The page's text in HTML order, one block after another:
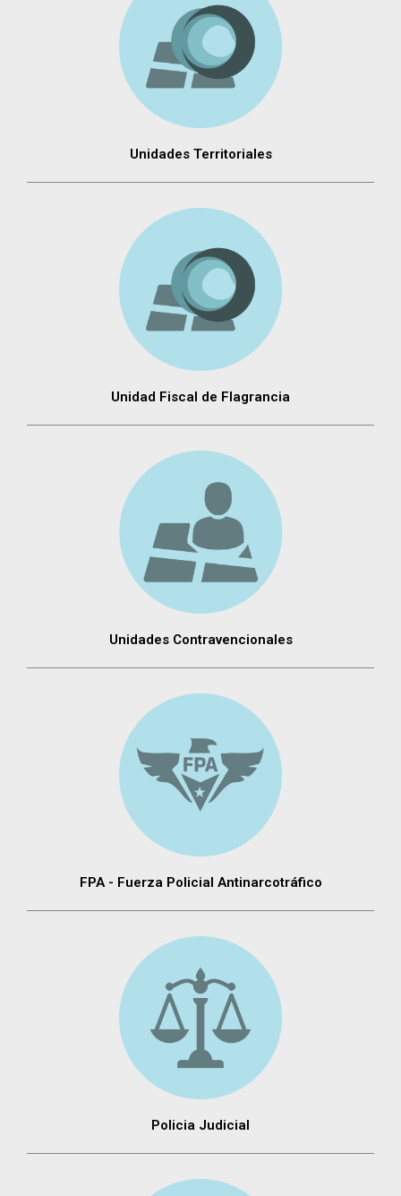
Unidades Territoriales
Unidad Fiscal de Flagrancia
Unidades Contravencionales
FPA - Fuerza Policial Antinarcotráfico
Policia Judicial